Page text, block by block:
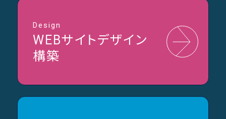
Design
WEBサイトデザイン
構築